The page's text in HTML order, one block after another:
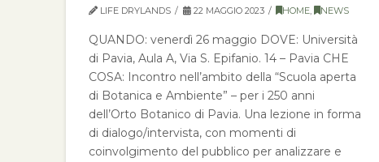
LIFE DRYLANDS 22 MAGGIO 2023 HOME , NEWS
QUANDO: venerdì 26 maggio DOVE: Università
di Pavia, Aula A, Via S. Epifanio. 14 – Pavia CHE
COSA: Incontro nell’ambito della “Scuola aperta
di Botanica e Ambiente” – per i 250 anni
dell’Orto Botanico di Pavia. Una lezione in forma
di dialogo/intervista, con momenti di
coinvolgimento del pubblico per analizzare e